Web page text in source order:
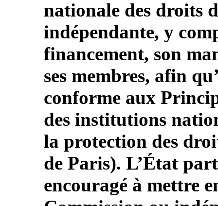
nationale des droits
indépendante, y
financement, son
ses membres, afin
conforme aux
des institutions
la protection des
de Paris). L’État
encouragé à mettre